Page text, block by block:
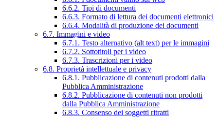
6.6.2. Tipi di documenti
6.6.3. Formato di lettura dei documenti elettronici
6.6.4. Modalità di produzione dei documenti
6.7. Immagini e video
6.7.1. Testo alternativo (alt text) per le immagini
6.7.2. Sottotitoli per i video
6.7.3. Trascrizioni per i video
6.8. Proprietà intellettuale e privacy
6.8.1. Pubblicazione di contenuti prodotti dalla
Pubblica Amministrazione
6.8.2. Pubblicazione di contenuti non prodotti
dalla Pubblica Amministrazione
6.8.3. Consenso dei soggetti ritratti